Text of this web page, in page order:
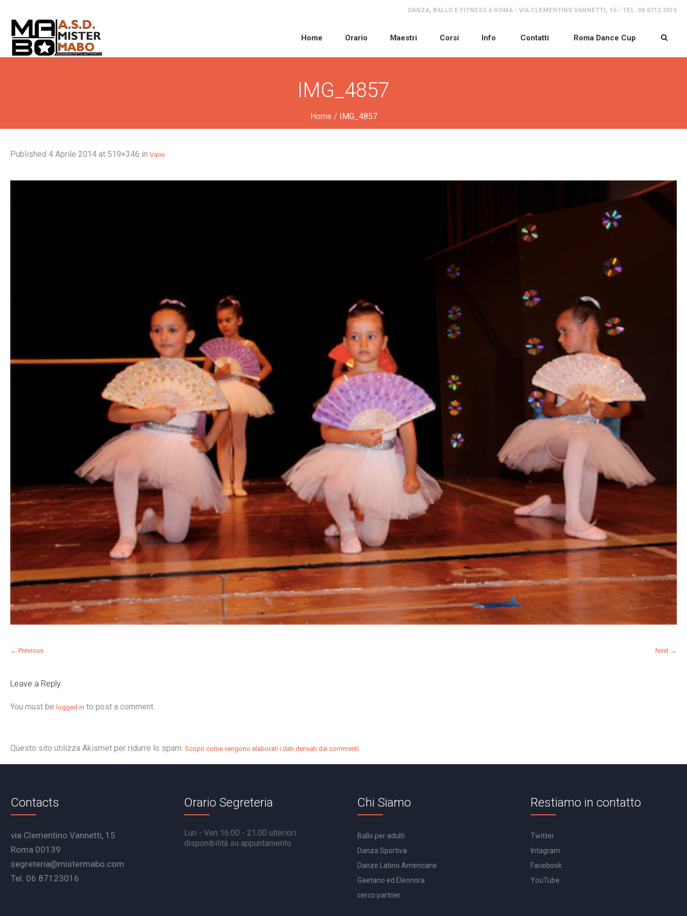
DANZA, BALLO E FITNESS A ROMA - VIA CLEMENTINO VANNETTI, 15 - TEL. 06 8712 3016
Home Orario Maestri Corsi Info Contatti Roma Dance Cup
IMG_4857
Home / IMG_4857
Published 4 Aprile 2014 at 519×346 in Varie.
← Previous Next →
Leave a Reply
You must be logged in to post a comment.
Questo sito utilizza Akismet per ridurre lo spam. Scopri come vengono elaborati i dati derivati dai commenti.
Contacts
via Clementino Vannetti, 15
Roma 00139
segreteria@mistermabo.com
Tel. 06 87123016
Orario Segreteria
Lun - Ven 16.00 - 21.00 ulteriori
disponibilità su appuntamento
Chi Siamo
Ballo per adulti
Danza Sportiva
Danze Latino Americane
Gaetano ed Eleonora
cerco partner
Restiamo in contatto
Twitter
Intagram
Facebook
YouTube